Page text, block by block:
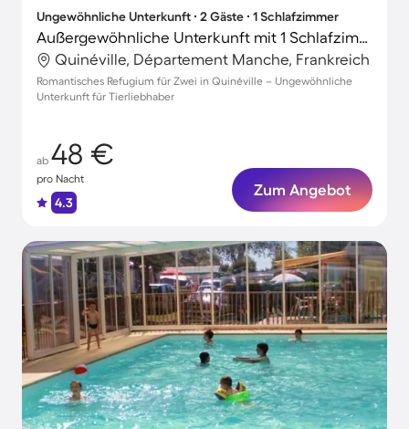
Ungewöhnliche Unterkunft ∙ 2 Gäste ∙ 1 Schlafzimmer
Außergewöhnliche Unterkunft mit 1 Schlafzimmer für 2 Personen
Quinéville, Département Manche, Frankreich
Romantisches Refugium für Zwei in Quinéville – Ungewöhnliche
Unterkunft für Tierliebhaber
ab 48 €
pro Nacht
4.3
Zum Angebot